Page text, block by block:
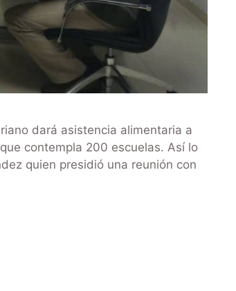
dará asistencia alimentaria a
contempla 200 escuelas. Así lo
quien presidió una reunión con